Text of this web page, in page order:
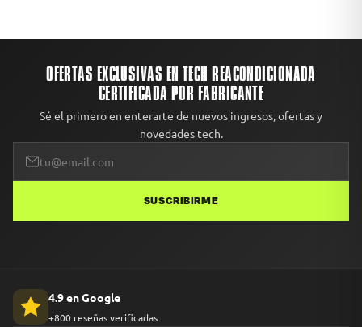
48 horas desde la entrega.
OFERTAS EXCLUSIVAS EN TECH REACONDICIONADA
CERTIFICADA POR FABRICANTE
Sé el primero en enterarte de nuevos ingresos, ofertas y
novedades tech.
SUSCRIBIRME
4.9 en Google
+800 reseñas verificadas